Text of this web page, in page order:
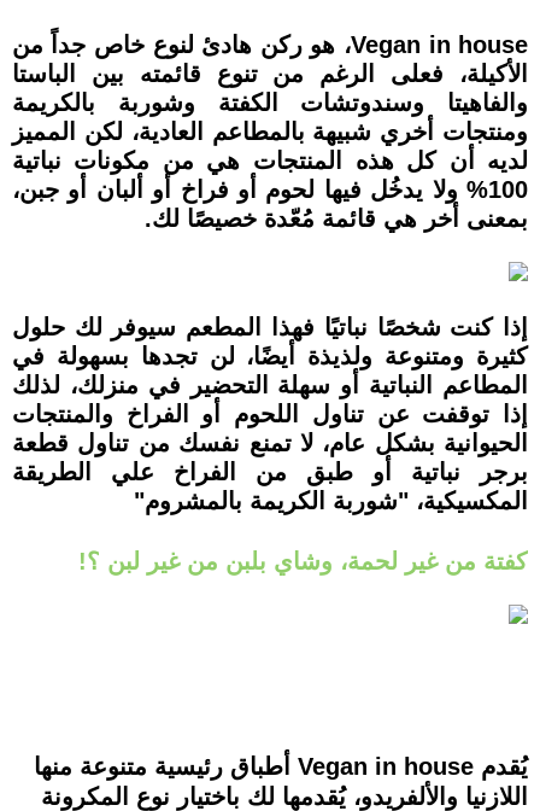
Vegan in house، هو ركن هادئ لنوع خاص جداً من
الأكيلة، فعلى الرغم من تنوع قائمته بين الباستا
والفاهيتا وسندوتشات الكفتة وشوربة بالكريمة
ومنتجات أخري شبيهة بالمطاعم العادية، لكن المميز
لديه أن كل هذه المنتجات هي من مكونات نباتية
100% ولا يدخُل فيها لحوم أو فراخ أو ألبان أو جبن،
بمعنى أخر هي قائمة مُعّدة خصيصًا لك.
إذا كنت شخصًا نباتيًا فهذا المطعم سيوفر لك حلول
كثيرة ومتنوعة ولذيذة أيضًا، لن تجدها بسهولة في
المطاعم النباتية أو سهلة التحضير في منزلك، لذلك
إذا توقفت عن تناول اللحوم أو الفراخ والمنتجات
الحيوانية بشكل عام، لا تمنع نفسك من تناول قطعة
برجر نباتية أو طبق من الفراخ علي الطريقة
المكسيكية، "شوربة الكريمة بالمشروم"
كفتة من غير لحمة، وشاي بلبن من غير لبن ؟!
يُقدم Vegan in house أطباق رئيسية متنوعة منها
اللازنيا والألفريدو، يُقدمها لك باختيار نوع المكرونة